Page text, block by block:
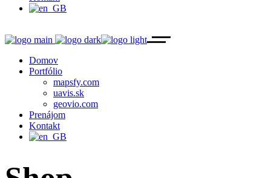
Domov
Portfólio
mapsfy.com
uavis.sk
geovio.com
Prenájom
Kontakt